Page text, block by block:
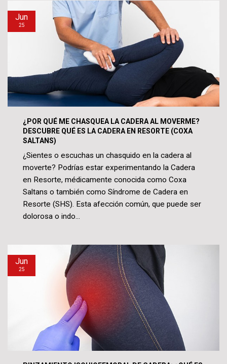
Jun
25
¿POR QUÉ ME CHASQUEA LA CADERA AL MOVERME?
DESCUBRE QUÉ ES LA CADERA EN RESORTE (COXA
SALTANS)
¿Sientes o escuchas un chasquido en la cadera al
moverte? Podrías estar experimentando la Cadera
en Resorte, médicamente conocida como Coxa
Saltans o también como Síndrome de Cadera en
Resorte (SHS). Esta afección común, que puede ser
dolorosa o indo...
Jun
25